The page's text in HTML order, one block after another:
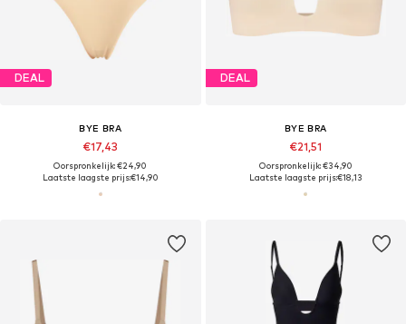
DEAL
BYE BRA
€17,43
Oorspronkelijk: €24,90
Laatste laagste prijs:€14,90
DEAL
BYE BRA
€21,51
Oorspronkelijk: €34,90
Laatste laagste prijs:€18,13